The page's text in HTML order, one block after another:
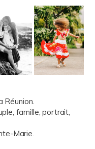
Réunion.
famille, portrait,
Marie.